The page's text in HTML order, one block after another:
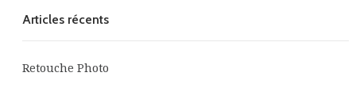
Articles récents
Retouche Photo